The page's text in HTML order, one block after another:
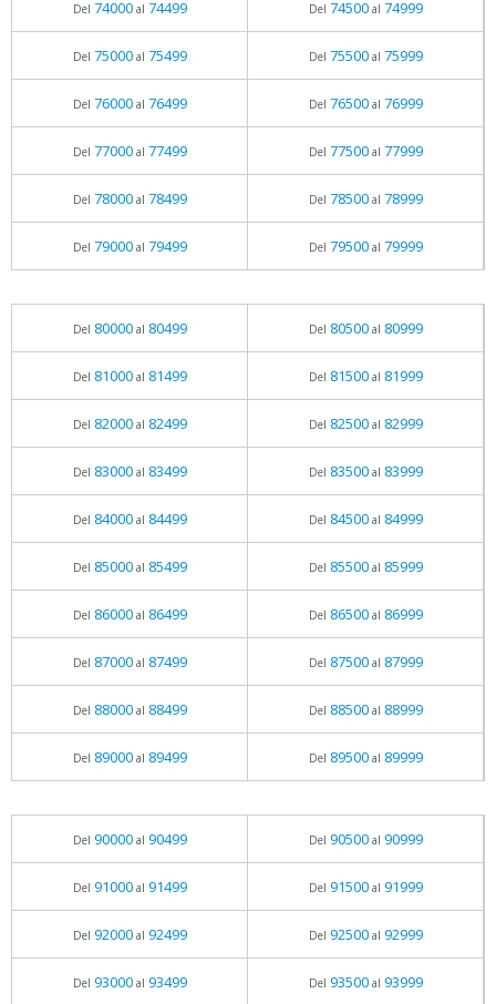
Del 74000al 74499 Del 74500al 74999
Del 75000al 75499 Del 75500al 75999
Del 76000al 76499 Del 76500al 76999
Del 77000al 77499 Del 77500al 77999
Del 78000al 78499 Del 78500al 78999
Del 79000al 79499 Del 79500al 79999
Del 80000al 80499 Del 80500al 80999
Del 81000al 81499 Del 81500al 81999
Del 82000al 82499 Del 82500al 82999
Del 83000al 83499 Del 83500al 83999
Del 84000al 84499 Del 84500al 84999
Del 85000al 85499 Del 85500al 85999
Del 86000al 86499 Del 86500al 86999
Del 87000al 87499 Del 87500al 87999
Del 88000al 88499 Del 88500al 88999
Del 89000al 89499 Del 89500al 89999
Del 90000al 90499 Del 90500al 90999
Del 91000al 91499 Del 91500al 91999
Del 92000al 92499 Del 92500al 92999
Del 93000al 93499 Del 93500al 93999